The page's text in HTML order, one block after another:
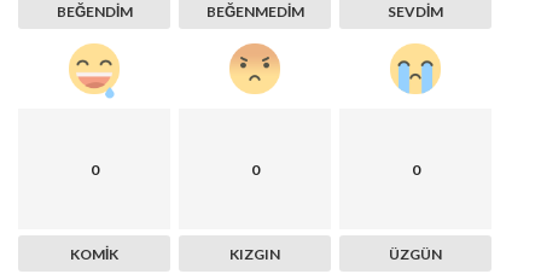
BEĞENDIM BEĞENMEDIM SEVDIM
0
KOMIK
0
KIZGIN
0
ÜZGÜN